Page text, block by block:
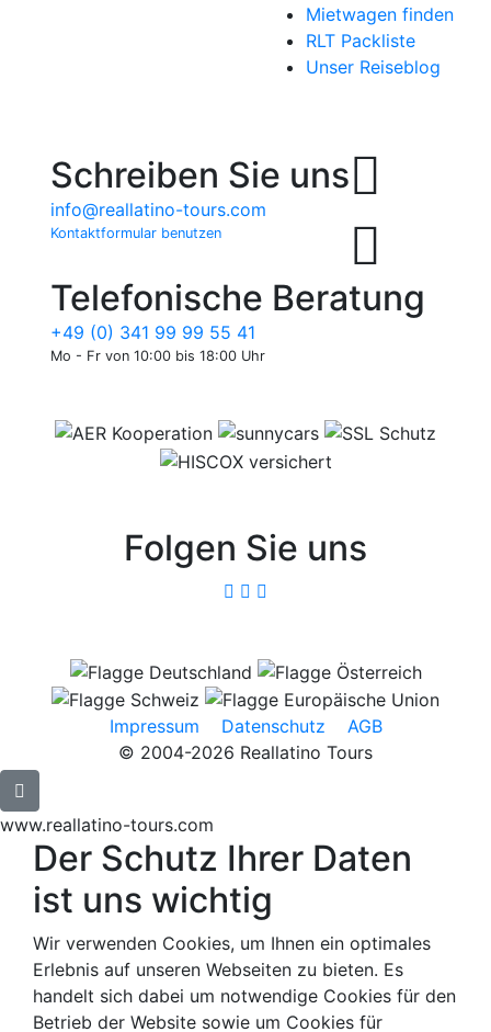
Mietwagen finden
RLT Packliste
Unser Reiseblog
Schreiben Sie uns
info@reallatino-tours.com
Kontaktformular benutzen
Telefonische Beratung
+49 (0) 341 99 99 55 41
Mo - Fr von 10:00 bis 18:00 Uhr
Folgen Sie uns
Impressum Datenschutz
AGB
© 2004-2026 Reallatino Tours
www.reallatino-tours.com
Der Schutz Ihrer Daten
ist uns wichtig
Wir verwenden Cookies, um Ihnen ein optimales
Erlebnis auf unseren Webseiten zu bieten. Es
handelt sich dabei um notwendige Cookies für den
Betrieb der Website sowie um Cookies für